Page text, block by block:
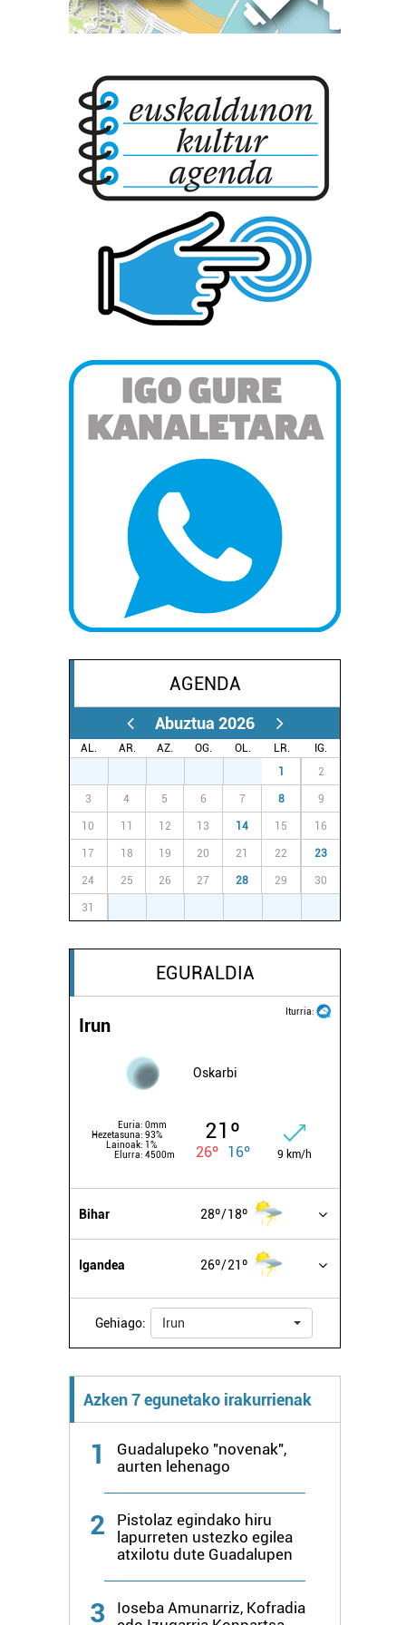
AGENDA
Abuztua 2026
AL. AR. AZ. OG. OL. LR.
IG.
1 2
3 4 5 6 7 8 9
10 11 12 13 14 15 16
17 18 19 20 21 22 23
24 25 26 27 28 29 30
31
EGURALDIA
Iturria:
Irun
Oskarbi
Euria: 0mm
Hezetasuna: 93%
Lainoak: 1%
Elurra: 4500m
21º
26º 16º 9 km/h
Bihar 28º 18º
Igandea 26º 21º
Gehiago: Irun
Azken 7 egunetako irakurrienak
1
Guadalupeko "novenak",
aurten lehenago
2
Pistolaz egindako hiru
lapurreten ustezko egilea
atxilotu dute Guadalupen
3
Ioseba Amunarriz, Kofradia